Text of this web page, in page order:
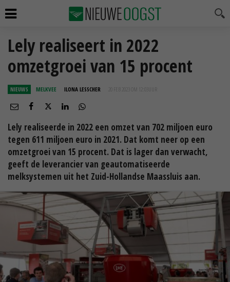
Lely realiseert in 2022
omzetgroei van 15 procent
NIEUWS MELKVEE ILONA LESSCHER 20 FEB 2023 OM 12:03
Lely realiseerde in 2022 een omzet van 702 miljoen euro
tegen 611 miljoen euro in 2021. Dat komt neer op een
omzetgroei van 15 procent. Dat is lager dan verwacht,
geeft de leverancier van geautomatiseerde
melksystemen uit het Zuid-Hollandse Maassluis aan.